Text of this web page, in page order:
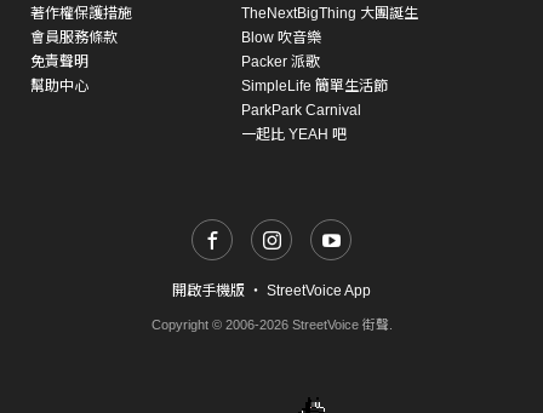
著作權保護措施
會員服務條款
免責聲明
幫助中心
TheNextBigThing 大團誕生
Blow 吹音樂
Packer 派歌
SimpleLife 簡單生活節
ParkPark Carnival
一起比 YEAH 吧
開啟手機版 ・ StreetVoice App
Copyright © 2006-2026 StreetVoice 街聲.